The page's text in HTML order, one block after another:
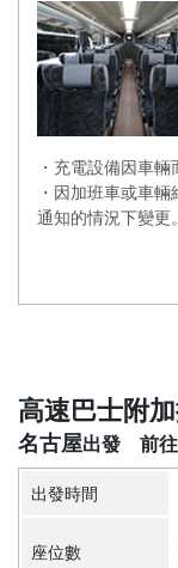
・充電設備因車輛
・因加班車或車
通知的情況下變更
高速巴士附
名古屋
出發時間
座位數